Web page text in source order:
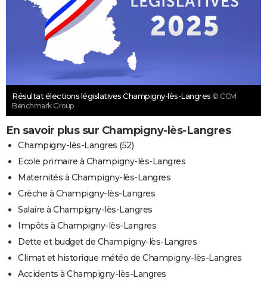
Résultat élections législatives Champigny-lès-Langres © CCM
Benchmark Group
En savoir plus sur Champigny-lès-Langres
Champigny-lès-Langres (52)
Ecole primaire à Champigny-lès-Langres
Maternités à Champigny-lès-Langres
Crèche à Champigny-lès-Langres
Salaire à Champigny-lès-Langres
Impôts à Champigny-lès-Langres
Dette et budget de Champigny-lès-Langres
Climat et historique météo de Champigny-lès-Langres
Accidents à Champigny-lès-Langres